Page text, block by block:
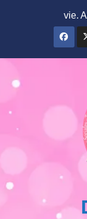
vie.